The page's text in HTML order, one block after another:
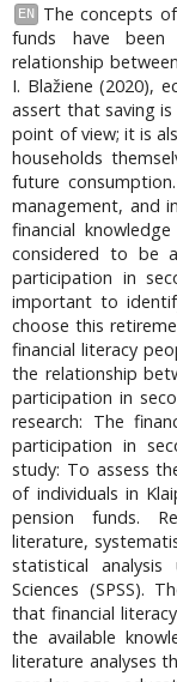
EN
The concepts
funds have
relationship
I. Blažiene (2020),
assert that saving
point of view; it is
households
future
management, and
financial
considered to be
participation in
important to
choose this
financial literacy
the relationship
participation in
research: The
participation in
study: To assess
of individuals in
pension funds.
literature,
statistical
Sciences (SPSS).
that financial
the available
literature analyses